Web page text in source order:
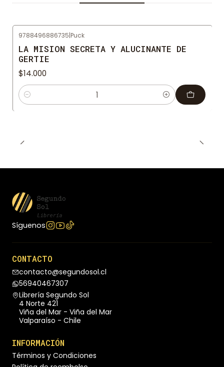
9788496886735|Puck
LA MISION SECRETA Y ALUCINANTE DE
GERTIE
$14.000
Cantidad
Síguenos
CONTACTO
contacto@segundosol.cl
56940467307
Librería Segundo Sol
4 Norte 421
Viña del Mar - Viña del Mar
Valparaíso - Chile
INFORMACIÓN
Términos y Condiciones